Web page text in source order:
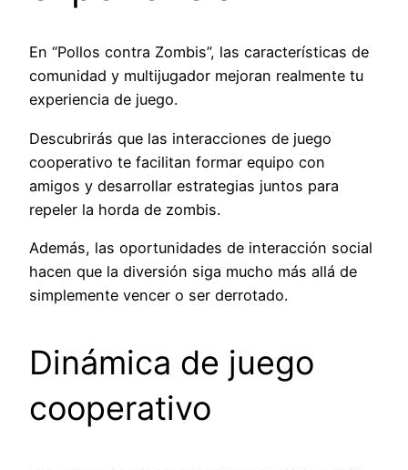
En “Pollos contra Zombis”, las características de
comunidad y multijugador mejoran realmente tu
experiencia de juego.
Descubrirás que las interacciones de juego
cooperativo te facilitan formar equipo con
amigos y desarrollar estrategias juntos para
repeler la horda de zombis.
Además, las oportunidades de interacción social
hacen que la diversión siga mucho más allá de
simplemente vencer o ser derrotado.
Dinámica de juego
cooperativo